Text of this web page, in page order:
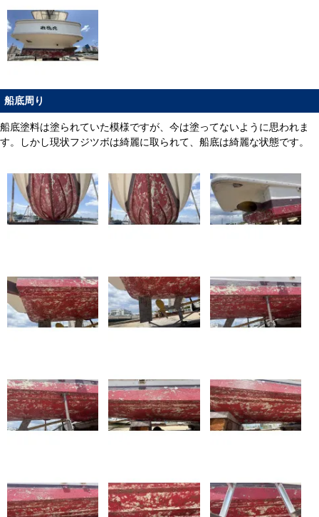
船底周り
船底塗料は塗られていた模様ですが、今は塗ってないように思われま
す。しかし現状フジツボは綺麗に取られて、船底は綺麗な状態です。